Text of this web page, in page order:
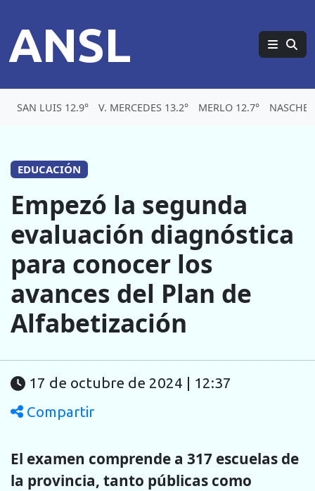
ANSL
SAN LUIS 12.9° V. MERCEDES 13.2° MERLO 12.7°
EDUCACIÓN
Empezó la segunda
evaluación diagnóstica
para conocer los
avances del Plan de
Alfabetización
17 de octubre de 2024 | 12:37
Compartir
El examen comprende a 317 escuelas de
la provincia, tanto públicas como